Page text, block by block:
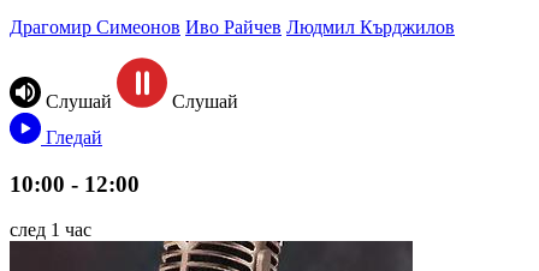
Драгомир Симеонов Иво Райчев Людмил Кърджилов
Слушай
Слушай
Гледай
10:00 - 12:00
след 1 час